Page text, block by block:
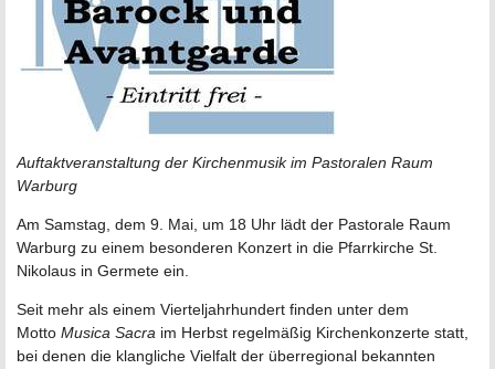
Auftaktveranstaltung der Kirchenmusik im Pastoralen Raum
Warburg
Am Samstag, dem 9. Mai, um 18 Uhr lädt der Pastorale Raum
Warburg zu einem besonderen Konzert in die Pfarrkirche St.
Nikolaus in Germete ein.
Seit mehr als einem Vierteljahrhundert finden unter dem
Motto Musica Sacra im Herbst regelmäßig Kirchenkonzerte statt,
bei denen die klangliche Vielfalt der überregional bekannten